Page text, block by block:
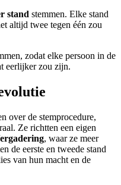
stand stemmen. Elke stand
altijd twee tegen één zou
zodat elke persoon in de
eerlijker zou zijn.
over de stemprocedure,
Ze richtten een eigen
, waar ze meer
de eerste en tweede stand
van hun macht en de